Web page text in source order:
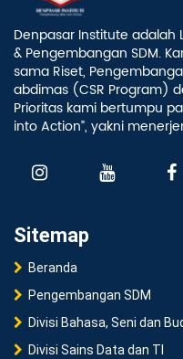
Denpasar Institute adalah
& Pengembangan SDM.
sama Riset,
abdimas (CSR Program)
Prioritas kami bertumpu
into Action”, yakni
Sitemap
Beranda
Pengembangan SDM
Divisi Bahasa, Seni dan
Divisi Sains Data dan TI